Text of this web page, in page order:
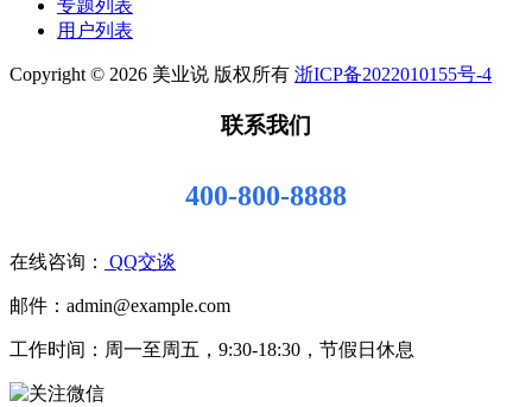
专题列表
用户列表
Copyright © 2026 美业说 版权所有 浙ICP备2022010155号-4
联系我们
400-800-8888
在线咨询： QQ交谈
邮件：admin@example.com
工作时间：周一至周五，9:30-18:30，节假日休息